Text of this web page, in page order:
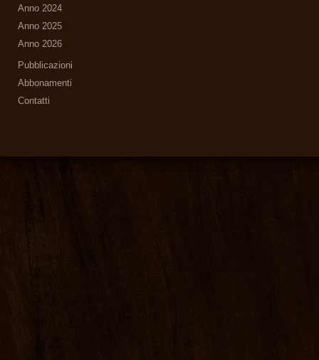
Anno 2024
Anno 2025
Anno 2026
Pubblicazioni
Abbonamenti
Contatti